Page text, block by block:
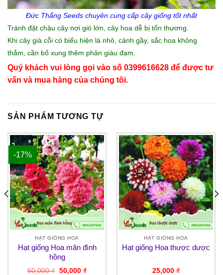
Đức Thắng Seeds chuyên cung cấp cây giống tốt nhất
Tránh đặt chậu cây nơi gió lớn, cây hoa dễ bị tổn thương.
Khi cây già cỗi có biểu hiện lá nhỏ, cành gầy, sắc hoa không
thắm, cần bổ xung thêm phân giàu đạm.
Quý khách vui lòng gọi vào số 0399616628 để được tư
vấn và mua hàng của chúng tôi.
SẢN PHẨM TƯƠNG TỰ
-17%
HẠT GIỐNG HOA
Hạt giống Hoa mãn đình
hồng
60,000₫ Giá
50,000 ₫Giá
HẠT GIỐNG HOA
Hạt giống Hoa thược dược
25,000 ₫